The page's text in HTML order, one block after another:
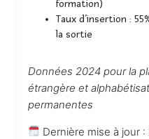
formation)
Taux d’insertion :
la sortie
Données 2024 pour la
étrangère et
permanentes
Dernière mise à jour